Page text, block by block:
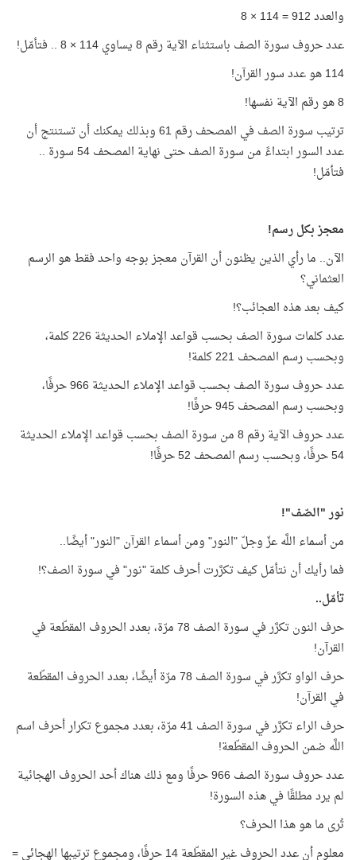
والعدد 912 = 114 × 8
عدد حروف سورة الصف باستثناء الآية رقم 8 يساوي 114 × 8 .. فتأمّل!
114 هو عدد سور القرآن!
8 هو رقم الآية نفسها!
ترتيب سورة الصف في المصحف رقم 61 وبذلك يمكنك أن تستنتج أن
عدد السور ابتداءً من سورة الصف حتى نهاية المصحف 54 سورة ..
فتأمّل!
معجز بكل رسم!
الآن.. ما رأي الذين يظنون أن القرآن معجز بوجه واحد فقط هو الرسم
العثماني؟
كيف بعد هذه العجائب؟!
عدد كلمات سورة الصف بحسب قواعد الإملاء الحديثة 226 كلمة،
وبحسب رسم المصحف 221 كلمة!
عدد حروف سورة الصف بحسب قواعد الإملاء الحديثة 966 حرفًا،
وبحسب رسم المصحف 945 حرفًا!
عدد حروف الآية رقم 8 من سورة الصف بحسب قواعد الإملاء الحديثة
54 حرفًا، وبحسب رسم المصحف 52 حرفًا!
نور "الصّف"!
من أسماء اللَّه عزّ وجلّ "النور" ومن أسماء القرآن "النور" أيضًا..
فما رأيك أن نتأمّل كيف تكرَّرت أحرف كلمة "نور" في سورة الصف؟!
تأمّل..
حرف النون تكرَّر في سورة الصف 78 مرّة، بعدد الحروف المقطّعة في
القرآن!
حرف الواو تكرَّر في سورة الصف 78 مرّة أيضًا، بعدد الحروف المقطّعة
في القرآن!
حرف الراء تكرَّر في سورة الصف 41 مرّة، بعدد مجموع تكرار أحرف اسم
اللَّه ضمن الحروف المقطّعة!
عدد حروف سورة الصف 966 حرفًا ومع ذلك هناك أحد الحروف الهجائية
لم يرد مطلقًا في هذه السورة!
تُرى ما هو هذا الحرف؟
معلوم أن عدد الحروف غير المقطّعة 14 حرفًا، ومجموع ترتيبها الهجائي =